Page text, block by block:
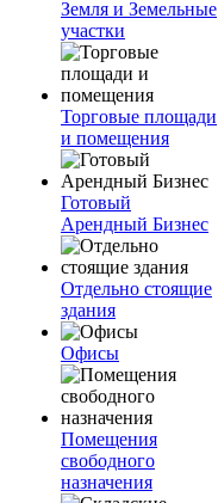
Земля и Земельные
участки
Торговые площади
и помещения
Готовый
Арендный Бизнес
Отдельно стоящие
здания
Офисы
Помещения
свободного
назначения